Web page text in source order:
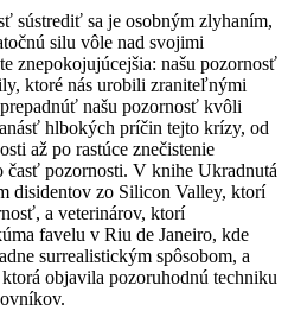
sústrediť sa je osobným zlyhaním,
silu vôle nad svojimi
znepokojujúcejšia: našu pozornosť
ktoré nás urobili zraniteľnými
našu pozornosť kvôli
hlbokých príčin tejto krízy, od
až po rastúce znečistenie
časť pozornosti. V knihe Ukradnutá
disidentov zo Silicon Valley, ktorí
a veterinárov, ktorí
favelu v Riu de Janeiro, kde
surrealistickým spôsobom, a
objavila pozoruhodnú techniku